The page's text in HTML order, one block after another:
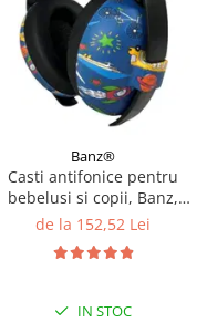
Banz®
Casti antifonice pentru
bebelusi si copii, Banz,
Bubzee, 3-36 luni, Diverse
de la 152,52 Lei
IN STOC